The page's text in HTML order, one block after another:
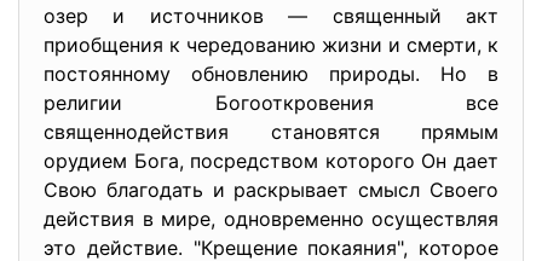
озер и источников — священный акт
приобщения к чередованию жизни и смерти, к
постоянному обновлению природы. Но в
религии Богооткровения все
священнодействия становятся прямым
орудием Бога, посредством которого Он дает
Свою благодать и раскрывает смысл Своего
действия в мире, одновременно осуществляя
это действие. "Крещение покаяния", которое